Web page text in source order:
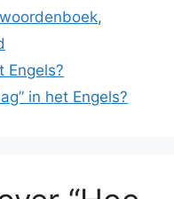
,
Engels?
in het Engels?